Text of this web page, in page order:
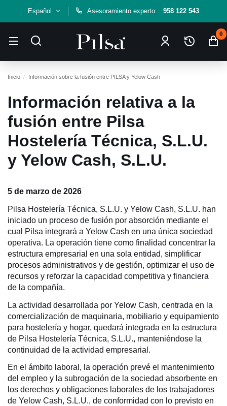
Español Asesoramiento experto: 958 122 543
0
Inicio Información sobre la fusión entre PILSA y Yelow Cash
Información relativa a la
fusión entre Pilsa
Hostelería Técnica, S.L.U.
y Yelow Cash, S.L.U.
5 de marzo de 2026
Pilsa Hostelería Técnica, S.L.U. y Yelow Cash, S.L.U. han
iniciado un proceso de fusión por absorción mediante el
cual Pilsa integrará a Yelow Cash en una única sociedad
operativa. La operación tiene como finalidad concentrar la
estructura empresarial en una sola entidad, simplificar
procesos administrativos y de gestión, optimizar el uso de
recursos y reforzar la capacidad competitiva y financiera
de la compañía.
La actividad desarrollada por Yelow Cash, centrada en la
comercialización de maquinaria, mobiliario y equipamiento
para hostelería y hogar, quedará integrada en la estructura
de Pilsa Hostelería Técnica, S.L.U., manteniéndose la
continuidad de la actividad empresarial.
En el ámbito laboral, la operación prevé el mantenimiento
del empleo y la subrogación de la sociedad absorbente en
los derechos y obligaciones laborales de los trabajadores
de Yelow Cash, S.L.U., de conformidad con lo previsto en